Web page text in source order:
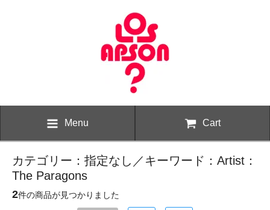
Menu Cart
カテゴリー：指定なし／キーワード：Artist：
The Paragons
2件の商品が見つかりました